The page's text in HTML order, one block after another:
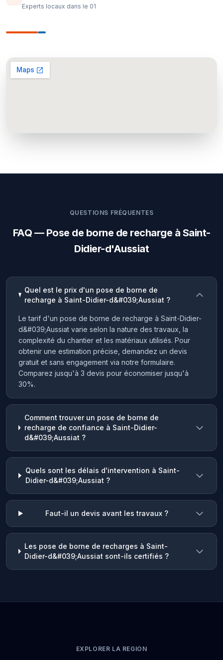
Experts locaux dans le 01
QUESTIONS FRÉQUENTES
FAQ — Pose de borne de recharge à Saint-
Didier-d'Aussiat
Quel est le prix d'un pose de borne de
recharge à Saint-Didier-d&#039;Aussiat ?
Le tarif d'un pose de borne de recharge à Saint-Didier-
d&#039;Aussiat varie selon la nature des travaux, la
complexité du chantier et les matériaux utilisés. Pour
obtenir une estimation précise, demandez un devis
gratuit et sans engagement via notre formulaire.
Comparez jusqu'à 3 devis pour économiser jusqu'à
30%.
Comment trouver un pose de borne de
recharge de confiance à Saint-Didier-
d&#039;Aussiat ?
Quels sont les délais d'intervention à Saint-
Didier-d&#039;Aussiat ?
Faut-il un devis avant les travaux ?
Les pose de borne de recharges à Saint-
Didier-d&#039;Aussiat sont-ils certifiés ?
EXPLORER LA REGION